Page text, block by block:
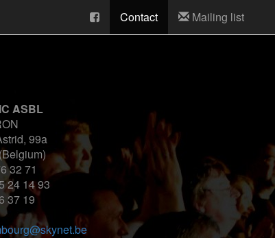
Contact Mailing list
ASBL
99a
32 71
24 14 93
37 19